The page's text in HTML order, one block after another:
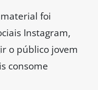
foi
Instagram,
o público jovem
consome